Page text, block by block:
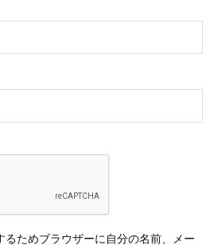
るためブラウザーに自分の名前、メー